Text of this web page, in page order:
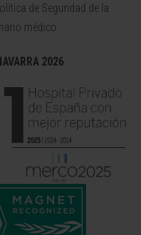
de Seguridad de la
médico
2026